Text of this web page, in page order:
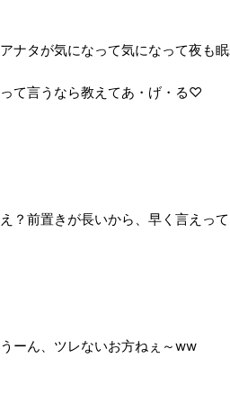
アナタが気になって気になって夜も
って言うなら教えてあ・げ・る♡
え？前置きが長いから、早く言えって
うーん、ツレないお方ねぇ～ww